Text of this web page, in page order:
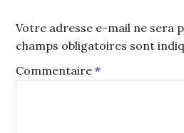
Votre adresse e-mail ne sera
champs obligatoires sont
Commentaire*